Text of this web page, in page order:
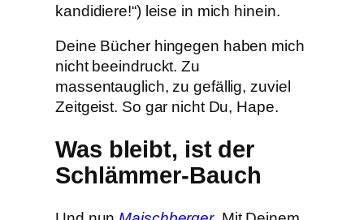
kandidiere!“) leise in mich hinein.
Deine Bücher hingegen haben mich
nicht beeindruckt. Zu
massentauglich, zu gefällig, zuviel
Zeitgeist. So gar nicht Du, Hape.
Was bleibt, ist der
Schlämmer-Bauch